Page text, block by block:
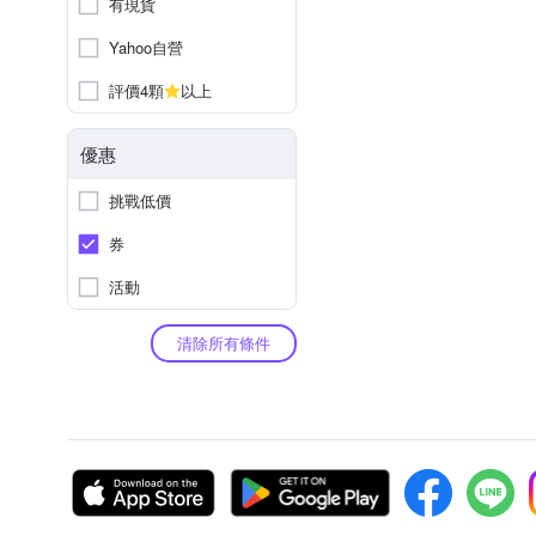
Yahoo自營
評價4顆
以上
優惠
挑戰低價
券
活動
清除所有條件